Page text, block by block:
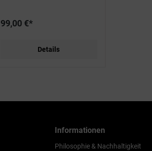
99,00 €*
Details
Informationen
Philosophie & Nachhaltigkeit